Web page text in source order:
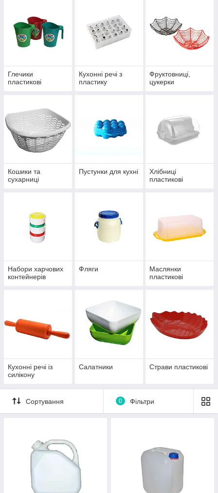
Глечики
пластикові
Кухонні речі з
пластику
Фруктовниці,
цукерки
Кошики та
сухарниці
Пустунки для кухні
Хлібниці
пластикові
Набори харчових
контейнерів
Фляги
Маслянки
пластикові
Кухонні речі із
силікону
Салатники Страви пластикові
Сортування 0 Фільтри